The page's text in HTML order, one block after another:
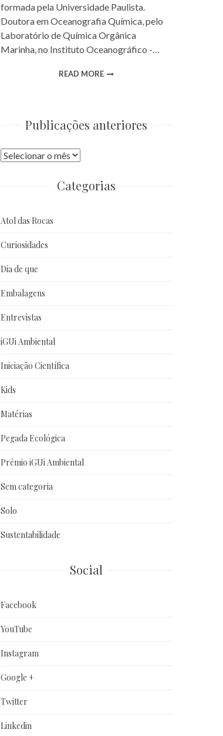
formada pela Universidade Paulista.
Doutora em Oceanografia Química, pelo
Laboratório de Química Orgânica
Marinha, no Instituto Oceanográfico -…
READ MORE
Publicações anteriores
Publicações
Categorias
Atol das Rocas
Curiosidades
Dia de que
Embalagens
Entrevistas
iGUi Ambiental
Iniciação Científica
Kids
Matérias
Pegada Ecológica
Prêmio iGUi Ambiental
Sem categoria
Solo
Sustentabilidade
Social
Facebook
YouTube
Instagram
Google +
Twitter
Linkedin